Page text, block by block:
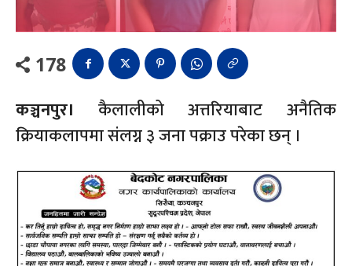
178
कञ्चनपुर। कैलालीको अत्तरियाबाट अनैतिक
क्रियाकलापमा संलग्न ३ जना पक्राउ परेका छन् ।